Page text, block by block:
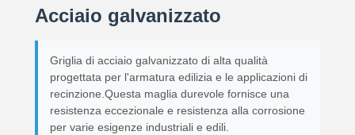
Acciaio galvanizzato
Griglia di acciaio galvanizzato di alta qualità
progettata per l'armatura edilizia e le applicazioni di
recinzione.Questa maglia durevole fornisce una
resistenza eccezionale e resistenza alla corrosione
per varie esigenze industriali e edili.